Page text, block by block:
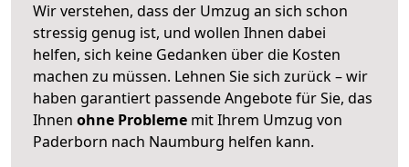
Wir verstehen, dass der Umzug an sich schon
stressig genug ist, und wollen Ihnen dabei
helfen, sich keine Gedanken über die Kosten
machen zu müssen. Lehnen Sie sich zurück – wir
haben garantiert passende Angebote für Sie, das
Ihnen ohne Probleme mit Ihrem Umzug von
Paderborn nach Naumburg helfen kann.